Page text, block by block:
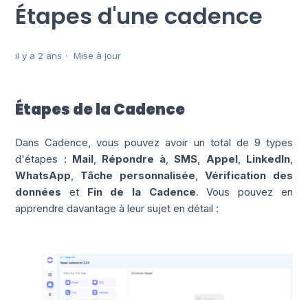
Étapes d'une cadence
il y a 2 ans Mise à jour
Étapes de la Cadence
Dans Cadence, vous pouvez avoir un total de 9 types
d'étapes : Mail, Répondre à ,SMS Appel, LinkedIn,
WhatsApp
Tâche personnalisée
Vérification des
données et Fin de la Cadence. Vous pouvez en
apprendre davantage à leur sujet en détail :